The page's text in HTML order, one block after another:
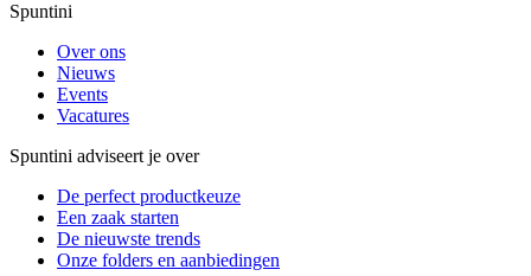
Spuntini
Over ons
Nieuws
Events
Vacatures
Spuntini adviseert je over
De perfect productkeuze
Een zaak starten
De nieuwste trends
Onze folders en aanbiedingen